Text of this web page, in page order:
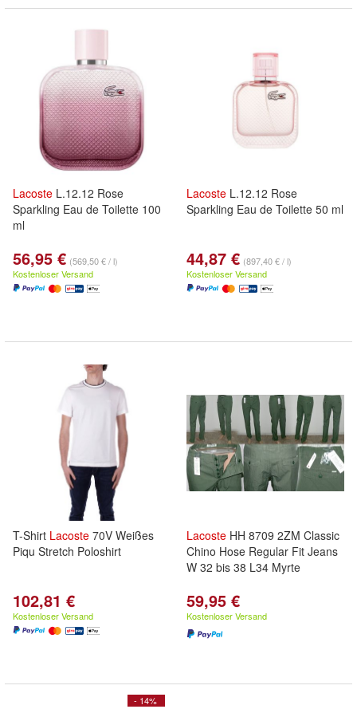
Lacoste L.12.12 Rose
Sparkling Eau de Toilette 100
ml
56,95 € (569,50 € / l)
Kostenloser Versand
Lacoste L.12.12 Rose
Sparkling Eau de Toilette 50 ml
44,87 € (897,40 € / l)
Kostenloser Versand
T-Shirt Lacoste 70V Weißes
Piqu Stretch Poloshirt
102,81 €
Kostenloser Versand
Lacoste HH 8709 2ZM Classic
Chino Hose Regular Fit Jeans
W 32 bis 38 L34 Myrte
59,95 €
Kostenloser Versand
- 14%